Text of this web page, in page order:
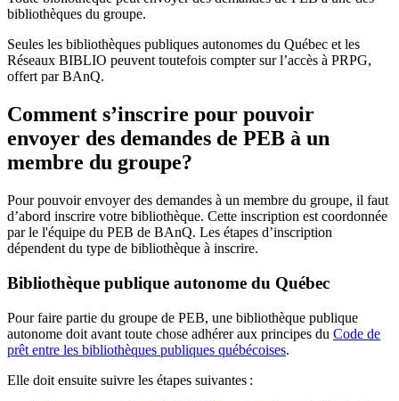
bibliothèques du groupe.
Seules les bibliothèques publiques autonomes du Québec et les
Réseaux BIBLIO peuvent toutefois compter sur l’accès à PRPG,
offert par BAnQ.
Comment s’inscrire pour pouvoir
envoyer des demandes de PEB à un
membre du groupe?
Pour pouvoir envoyer des demandes à un membre du groupe, il faut
d’abord inscrire votre bibliothèque. Cette inscription est coordonnée
par le l'équipe du PEB de BAnQ. Les étapes d’inscription
dépendent du type de bibliothèque à inscrire.
Bibliothèque publique autonome du Québec
Pour faire partie du groupe de PEB, une bibliothèque publique
autonome doit avant toute chose adhérer aux principes du Code de
prêt entre les bibliothèques publiques québécoises.
Elle doit ensuite suivre les étapes suivantes :